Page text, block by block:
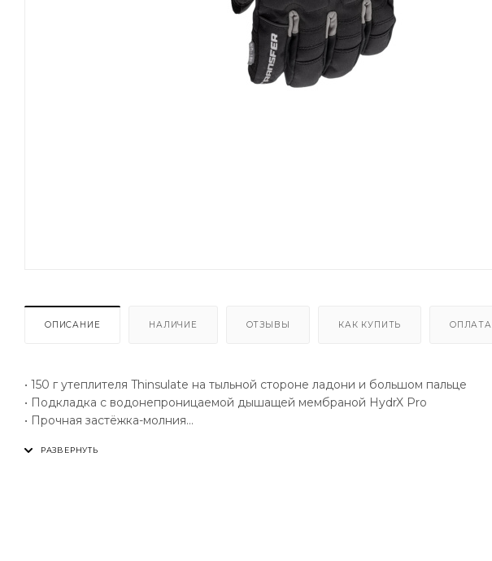
ОПИСАНИЕ НАЛИЧИЕ ОТЗЫВЫ КАК КУПИТЬ ОПЛАТА
• 150 г утеплителя Thinsulate на тыльной стороне ладони и большом пальце
• Подкладка с водонепроницаемой дышащей мембраной HydrX Pro
• Прочная застёжка-молния
• Оболочка из прочного нейлона